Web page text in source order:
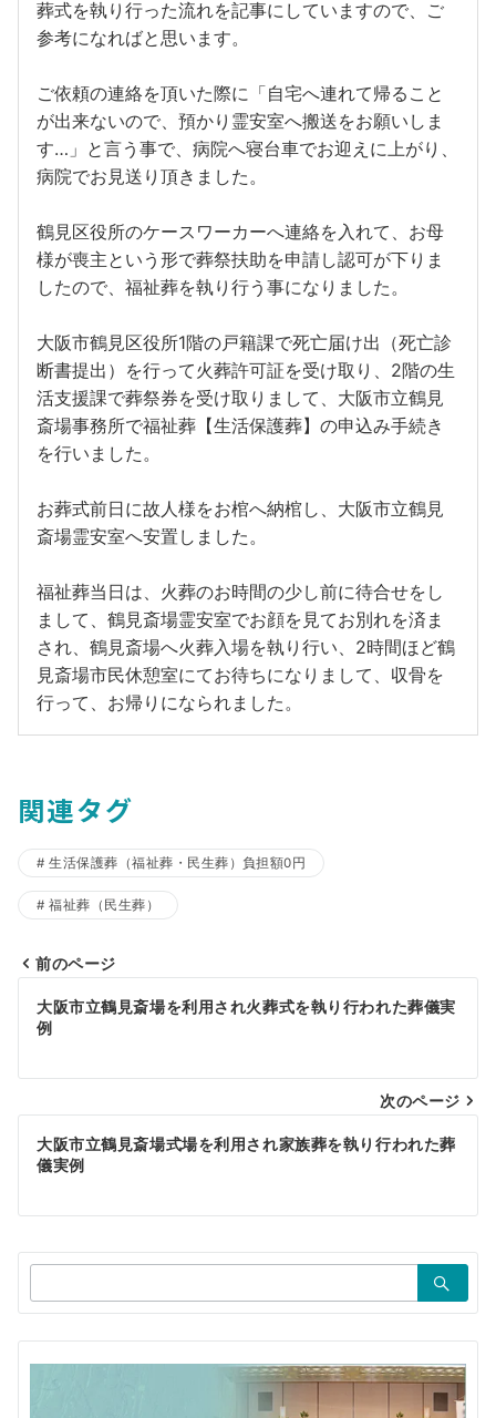
葬式を執り行った流れを記事にしていますので、ご
参考になればと思います。
ご依頼の連絡を頂いた際に「自宅へ連れて帰ること
が出来ないので、預かり霊安室へ搬送をお願いしま
す…」と言う事で、病院へ寝台車でお迎えに上がり、
病院でお見送り頂きました。
鶴見区役所のケースワーカーへ連絡を入れて、お母
様が喪主という形で葬祭扶助を申請し認可が下りま
したので、福祉葬を執り行う事になりました。
大阪市鶴見区役所1階の戸籍課で死亡届け出（死亡診
断書提出）を行って火葬許可証を受け取り、2階の生
活支援課で葬祭券を受け取りまして、大阪市立鶴見
斎場事務所で福祉葬【生活保護葬】の申込み手続き
を行いました。
お葬式前日に故人様をお棺へ納棺し、大阪市立鶴見
斎場霊安室へ安置しました。
福祉葬当日は、火葬のお時間の少し前に待合せをし
まして、鶴見斎場霊安室でお顔を見てお別れを済ま
され、鶴見斎場へ火葬入場を執り行い、2時間ほど鶴
見斎場市民休憩室にてお待ちになりまして、収骨を
行って、お帰りになられました。
関連タグ
生活保護葬（福祉葬・民生葬）負担額0円
福祉葬（民生葬）
投
稿
ナ
ビ
ゲ
ー
シ
ョ
ン
前のページ
大阪市立鶴見斎場を利用され火葬式を執り行われた葬儀実
例
次のページ
大阪市立鶴見斎場式場を利用され家族葬を執り行われた葬
儀実例
索：